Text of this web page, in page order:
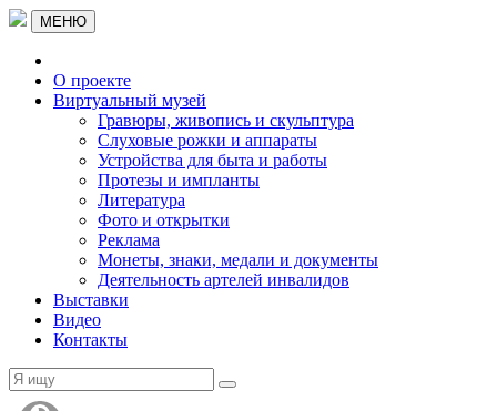
МЕНЮ
О проекте
Виртуальный музей
Гравюры, живопись и скульптура
Слуховые рожки и аппараты
Устройства для быта и работы
Протезы и импланты
Литература
Фото и открытки
Реклама
Монеты, знаки, медали и документы
Деятельность артелей инвалидов
Выставки
Видео
Контакты